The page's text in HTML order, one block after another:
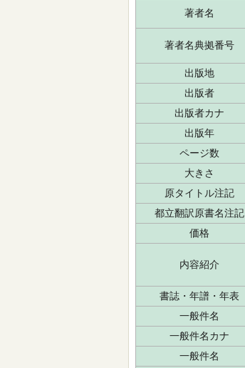
著者名
著者名典拠番号
出版地
出版者
出版者カナ
出版年
ページ数
大きさ
原タイトル注記
都立翻訳原書名注記
価格
内容紹介
書誌・年譜・年表
一般件名
一般件名カナ
一般件名